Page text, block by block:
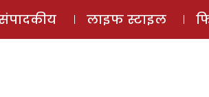
लाइफ स्टाइल